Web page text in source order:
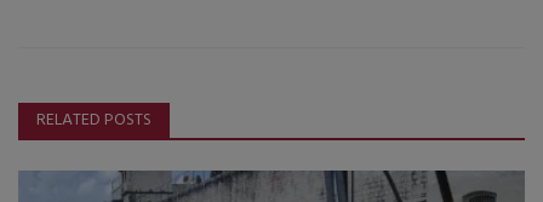
RELATED POSTS